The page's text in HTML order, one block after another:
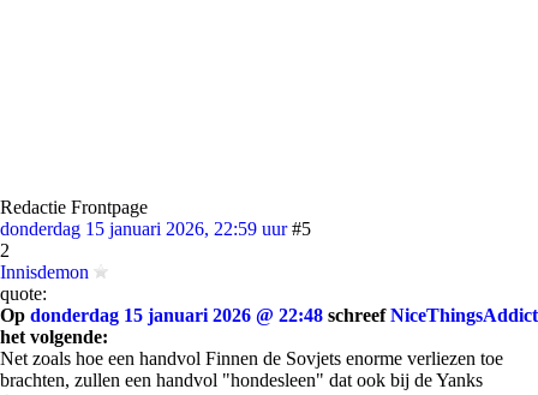
Redactie Frontpage
donderdag 15 januari 2026, 22:59 uur #5
2
Innisdemon
quote:
Op donderdag 15 januari 2026 @ 22:48 schreefNiceThingsAddict
het volgende:
Net zoals hoe een handvol Finnen de Sovjets enorme verliezen toe
brachten, zullen een handvol "hondesleen" dat ook bij de Yanks